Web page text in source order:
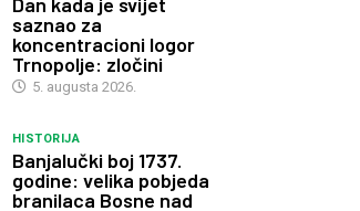
saznao za
koncentracioni logor
Trnopolje: zločini
5. augusta 2026.
HISTORIJA
Banjalučki boj 1737.
godine: velika pobjeda
branilaca Bosne nad